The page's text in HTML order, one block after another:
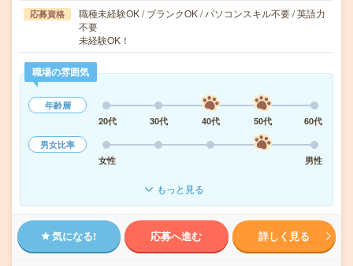
応募資格
職種未経験OK / ブランクOK / パソコンスキル不要 / 英語力
不要
未経験OK！
職場の雰囲気
年齢層
20代
30代 40代 50代
60代
男女比率
女性
男性
もっと見る
気になる! 応募へ進む 詳しく見る